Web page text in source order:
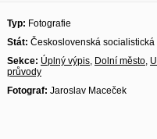
Typ: Fotografie
Stát: Československá
Sekce: Úplný výpis, Dolní město,
průvody
Fotograf: Jaroslav Maceček